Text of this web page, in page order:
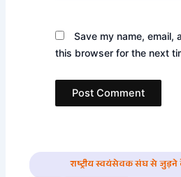
Save my name, email,
this browser for the next
राष्ट्रीय स्वयंसेवक संघ से